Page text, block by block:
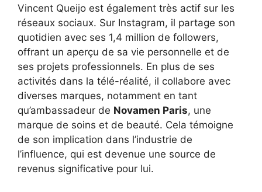
Vincent Queijo est également très actif sur les
réseaux sociaux. Sur Instagram, il partage son
quotidien avec ses 1,4 million de followers,
offrant un aperçu de sa vie personnelle et de
ses projets professionnels. En plus de ses
activités dans la télé-réalité, il collabore avec
diverses marques, notamment en tant
qu’ambassadeur de Novamen Paris, une
marque de soins et de beauté. Cela témoigne
de son implication dans l’industrie de
l’influence, qui est devenue une source de
revenus significative pour lui.